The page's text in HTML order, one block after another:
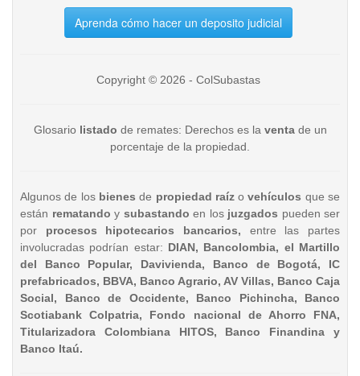
Aprenda cómo hacer un deposito judicial
Copyright © 2026 - ColSubastas
Glosario listado de remates: Derechos es la ventade un
porcentaje de la propiedad.
Algunos de los bienesde propiedad raízo vehículos que se
están rematando y subastando en los juzgados pueden ser
por procesos hipotecarios bancarios, entre las partes
involucradas podrían estar: DIAN, Bancolombia, el Martillo
del Banco Popular, Davivienda, Banco de Bogotá, IC
prefabricados, BBVA, Banco Agrario, AV Villas, Banco Caja
Social, Banco de Occidente, Banco Pichincha, Banco
Scotiabank Colpatria, Fondo nacional de Ahorro FNA,
Titularizadora Colombiana HITOS, Banco Finandina y
Banco Itaú.